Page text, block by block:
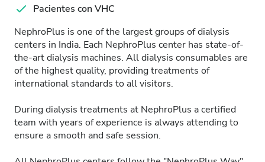
Pacientes con VHC
NephroPlus is one of the largest groups of dialysis
centers in India. Each NephroPlus center has state-of-
the-art dialysis machines. All dialysis consumables are
of the highest quality, providing treatments of
international standards to all visitors.
During dialysis treatments at NephroPlus a certified
team with years of experience is always attending to
ensure a smooth and safe session.